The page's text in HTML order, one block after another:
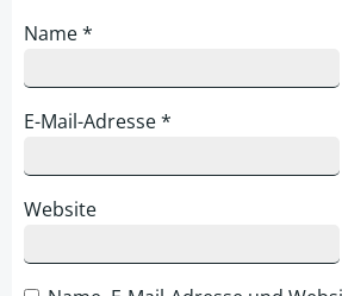
Name*
E-Mail-Adresse*
Website